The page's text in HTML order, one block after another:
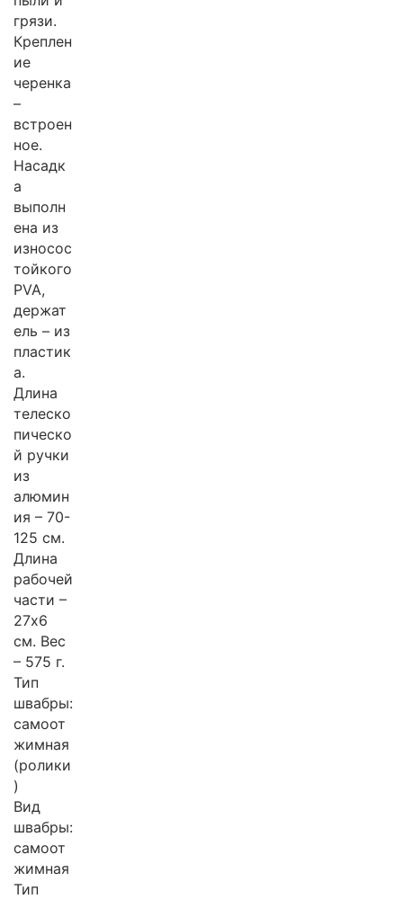
грязи.
Креплен
ие
черенка
–
встроен
ное.
Насадк
а
выполн
ена из
износос
тойкого
PVA,
держат
ель – из
пластик
а.
Длина
телеско
пическо
й ручки
из
алюмин
ия – 70-
125 см.
Длина
рабочей
части –
27х6
см. Вес
– 575 г.
Тип
швабры:
самоот
жимная
(ролики
)
Вид
швабры:
самоот
жимная
Тип